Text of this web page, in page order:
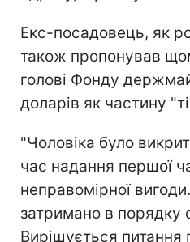
Екс-посадовець, як
також пропонував
голові Фонду
доларів як частину
"Чоловіка було
час надання першої
неправомірної
затримано в порядку
Вирішується питання